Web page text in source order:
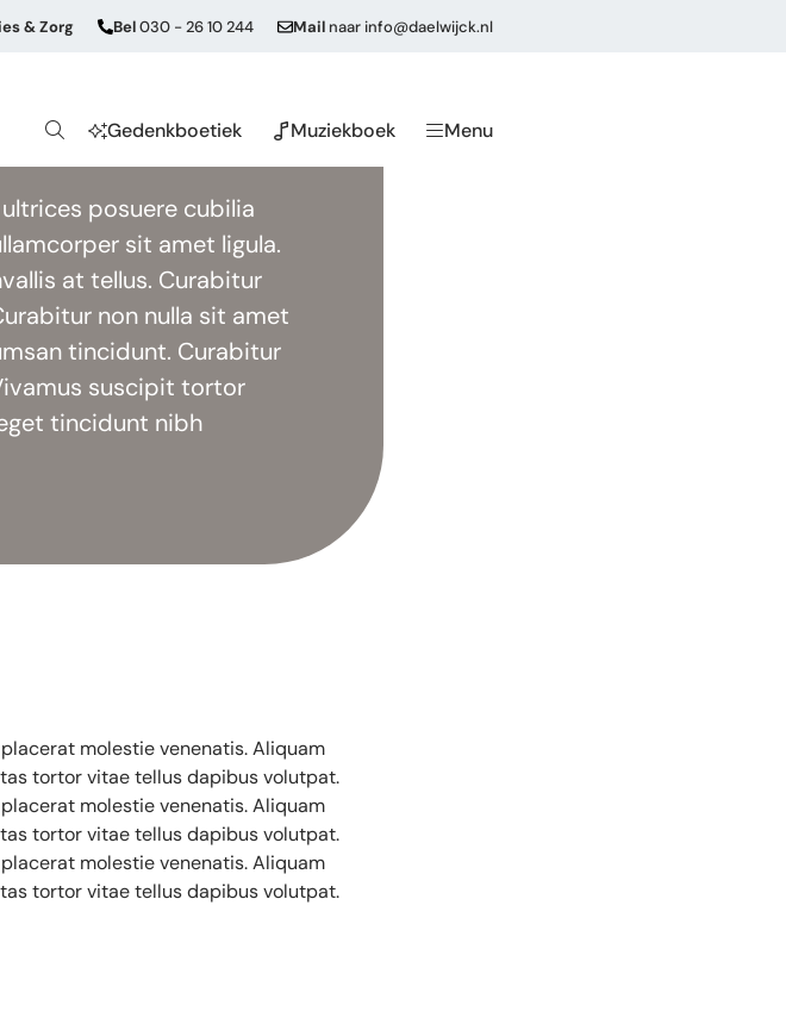
& Zorg Bel030 - 26 10 244 Mail naarinfo@daelwijck.nl
Gedenkboetiek Muziekboek Menu
posuere cubilia
sit amet ligula.
at tellus. Curabitur
non nulla sit amet
tincidunt. Curabitur
suscipit tortor
tincidunt nibh
molestie venenatis. Aliquam
tortor vitae tellus dapibus volutpat.
molestie venenatis. Aliquam
tortor vitae tellus dapibus volutpat.
molestie venenatis. Aliquam
tortor vitae tellus dapibus volutpat.